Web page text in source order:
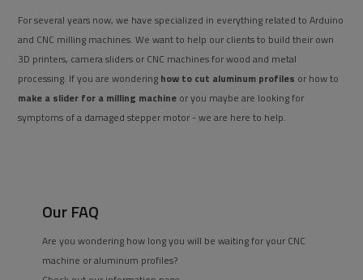
For several years now, we have specialized in everything related to Arduino
and CNC milling machines. We want to help our clients to build their own
3D printers, camera sliders or CNC machines for wood and metal
processing. If you are wondering how to cut aluminum profiles or how to
make a slider for a milling machine or you maybe are looking for
symptoms of a damaged stepper motor - we are here to help.
Our FAQ
Are you wondering how long you will be waiting for your CNC
machine or aluminum profiles?